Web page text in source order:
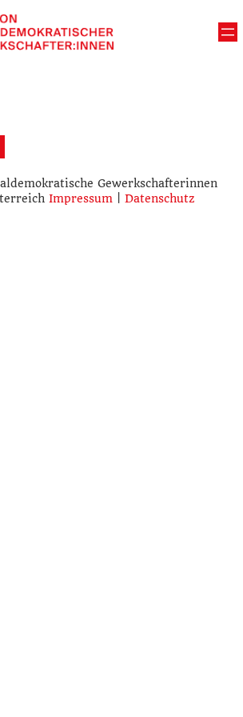
Gewerkschafterinnen
Impressum| Datenschutz